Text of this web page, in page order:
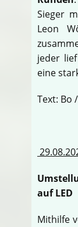
Sieger
Leon
jeder
eine
Text: Bo
auf LED
Mithilfe